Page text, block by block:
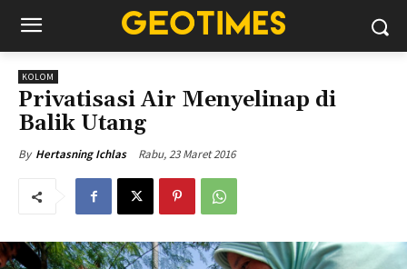
KOLOM
Privatisasi Air Menyelinap di
Balik Utang
By Hertasning Ichlas Rabu, 23 Maret 2016